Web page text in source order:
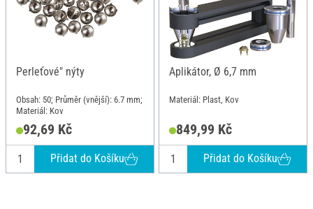
Perleťové" nýty
Obsah: 50; Průměr (vnější): 6.7 mm;
Materiál: Kov
92,69 Kč
Přidat do Košíku
Aplikátor, Ø 6,7 mm
Materiál: Plast, Kov
849,99 Kč
Přidat do Košíku